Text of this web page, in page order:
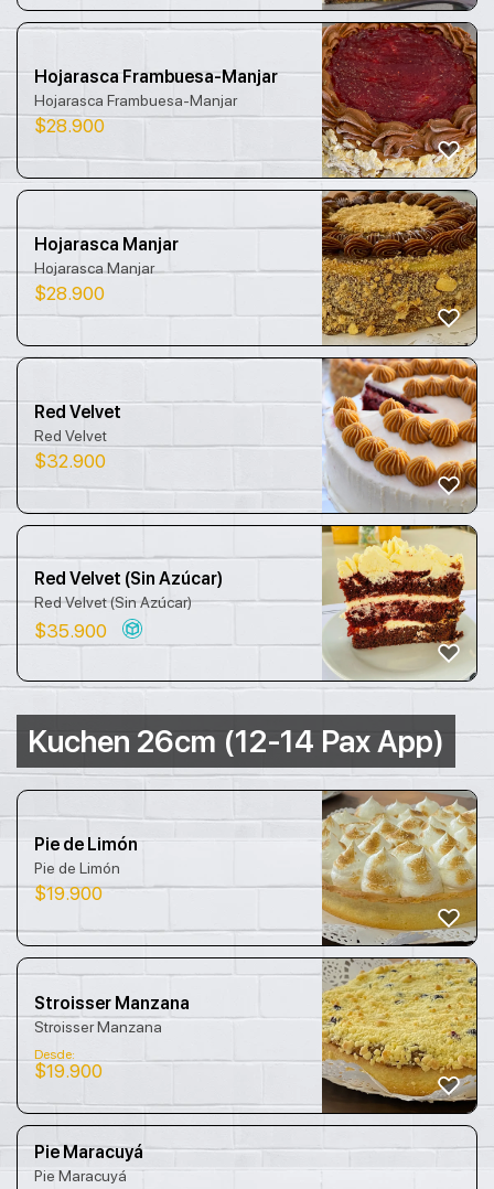
Hojarasca Frambuesa-Manjar
Hojarasca Frambuesa-Manjar
$28.900
Hojarasca Manjar
Hojarasca Manjar
$28.900
Red Velvet
Red Velvet
$32.900
Red Velvet (Sin Azúcar)
Red Velvet (Sin Azúcar)
$35.900
Kuchen 26cm (12-14 Pax App)
Pie de Limón
Pie de Limón
$19.900
Stroisser Manzana
Stroisser Manzana
Desde:
$19.900
Pie Maracuyá
Pie Maracuyá